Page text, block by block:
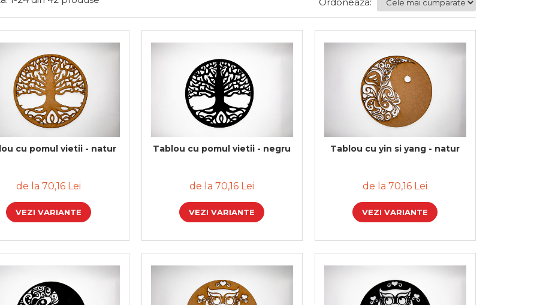
cu pomul vietii - natur
de la 70,16 Lei
VEZI VARIANTE
Tablou cu pomul vietii - negru
de la 70,16 Lei
VEZI VARIANTE
Tablou cu yin si yang - natur
de la 70,16 Lei
VEZI VARIANTE